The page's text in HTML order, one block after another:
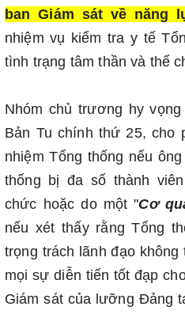
ban Giám sát về năng
nhiệm vụ kiểm tra y tế
tình trạng tâm thần và thể
Nhóm chủ trương hy
Bản Tu chính thứ 25, cho
nhiệm Tổng thống nếu
thống bị đa số thành
chức hoặc do một "Cơ
nếu xét thấy rằng Tổng
trọng trách lãnh đạo
mọi sự diễn tiến tốt đạp
Giám sát của lưỡng Đảng